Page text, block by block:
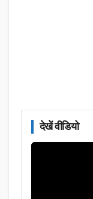
देखें वीडियो